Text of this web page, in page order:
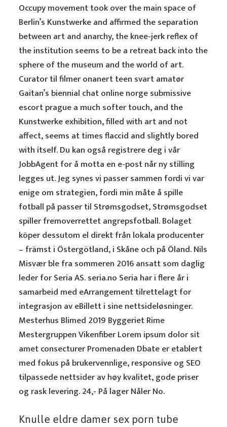
Occupy movement took over the main space of
Berlin’s Kunstwerke and affirmed the separation
between art and anarchy, the knee-jerk reflex of
the institution seems to be a retreat back into the
sphere of the museum and the world of art.
Curator til filmer onanert teen svart amatør
Gaitan’s biennial chat online norge submissive
escort prague a much softer touch, and the
Kunstwerke exhibition, filled with art and not
affect, seems at times flaccid and slightly bored
with itself. Du kan også registrere deg i vår
JobbAgent for å motta en e-post når ny stilling
legges ut. Jeg synes vi passer sammen fordi vi var
enige om strategien, fordi min måte å spille
fotball på passer til Strømsgodset, Strømsgodset
spiller fremoverrettet angrepsfotball. Bolaget
köper dessutom el direkt från lokala producenter
– främst i Östergötland, i Skåne och på Öland. Nils
Misvær ble fra sommeren 2016 ansatt som daglig
leder for Seria AS. seria.no Seria har i flere år i
samarbeid med eArrangement tilrettelagt for
integrasjon av eBillett i sine nettsideløsninger.
Mesterhus Blimed 2019 Byggeriet Rime
Mestergruppen Vikenfiber Lorem ipsum dolor sit
amet consecturer Promenaden Dbate er etablert
med fokus på brukervennlige, responsive og SEO
tilpassede nettsider av høy kvalitet, gode priser
og rask levering. 24,- På lager Nåler No.
Knulle eldre damer sex porn tube